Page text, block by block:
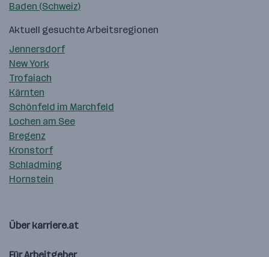
Baden (Schweiz)
Aktuell gesuchte Arbeitsregionen
Jennersdorf
New York
Trofaiach
Kärnten
Schönfeld im Marchfeld
Lochen am See
Bregenz
Kronstorf
Schladming
Hornstein
Über karriere.at